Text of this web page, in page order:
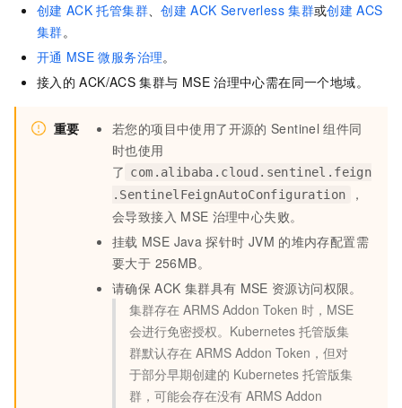
创建 ACK 托管集群、创建 ACK Serverless 集群或创建 ACS
集群。
开通 MSE 微服务治理。
接入的 ACK/ACS 集群与 MSE 治理中心需在同一个地域。
重要 若您的项目中使用了开源的 Sentinel 组件同
时也使用
了 com.alibaba.cloud.sentinel.feign
.SentinelFeignAutoConfiguration
，
会导致接入 MSE 治理中心失败。
挂载 MSE Java 探针时 JVM 的堆内存配置需
要大于 256MB。
请确保 ACK 集群具有 MSE 资源访问权限。
集群存在 ARMS Addon Token 时，MSE
会进行免密授权。Kubernetes 托管版集
群默认存在 ARMS Addon Token，但对
于部分早期创建的 Kubernetes 托管版集
群，可能会存在没有 ARMS Addon